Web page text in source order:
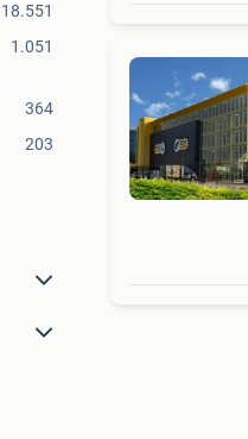
18.551
1.051
364
203